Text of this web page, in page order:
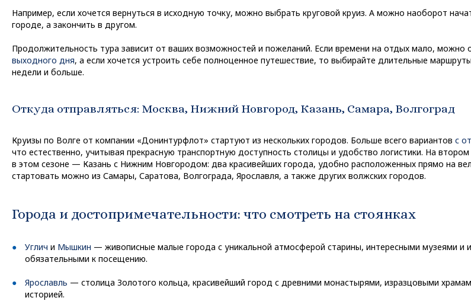
Например, если хочется вернуться в исходную точку, можно выбрать круговой круиз. А можно наоборот
городе, а закончить в другом.
Продолжительность тура зависит от ваших возможностей и пожеланий. Если времени на отдых мало, можно
выходного дня, а если хочется устроить себе полноценное путешествие, то выбирайте длительные
недели и больше.
Откуда отправляться: Москва, Нижний Новгород, Казань, Самара, Волгоград
Круизы по Волге от компании «Донинтурфлот» стартуют из нескольких городов. Больше всего вариантов с
что естественно, учитывая прекрасную транспортную доступность столицы и удобство логистики. На
в этом сезоне — Казань с Нижним Новгородом: два красивейших города, удобно расположенных прямо на
стартовать можно из Самары, Саратова, Волгограда, Ярославля, а также других волжских городов.
Города и достопримечательности: что смотреть на стоянках
Углич и Мышкин — живописные малые города с уникальной атмосферой старины, интересными музеями и
обязательными к посещению.
Ярославль — столица Золотого кольца, красивейший город с древними монастырями, изразцовыми
историей.